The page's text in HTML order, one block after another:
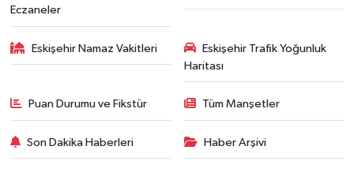
Eczaneler
Eskişehir Namaz Vakitleri
Eskişehir Trafik Yoğunluk
Haritası
Puan Durumu ve Fikstür Tüm Manşetler
Son Dakika Haberleri Haber Arşivi